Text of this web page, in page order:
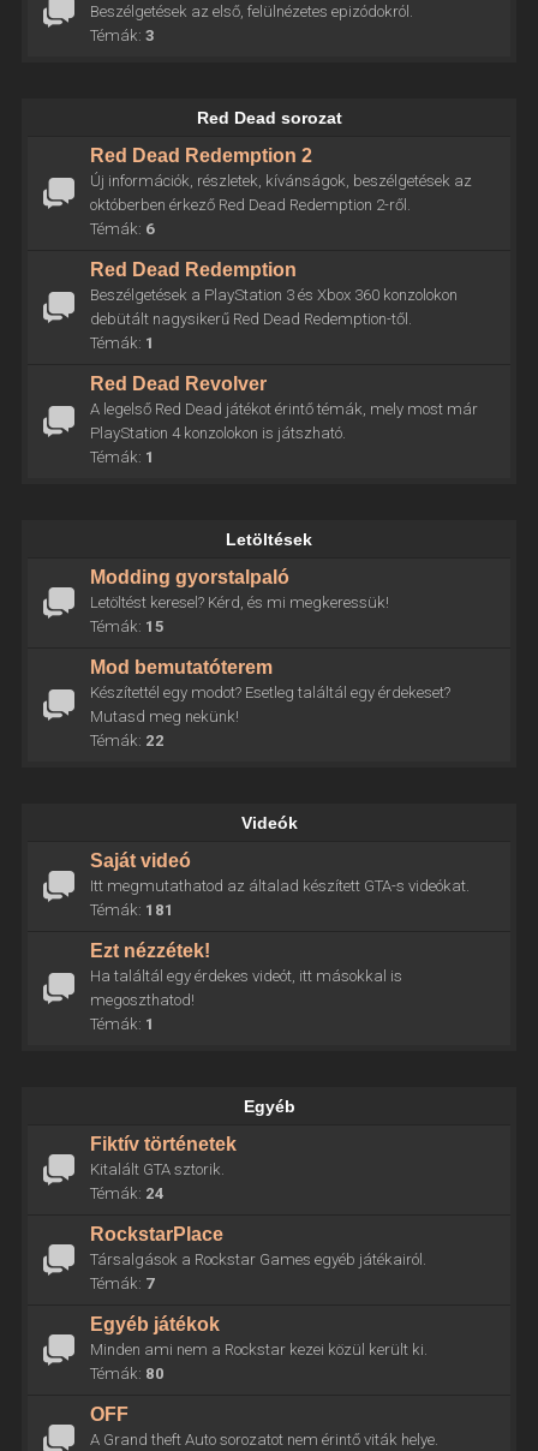
Beszélgetések az első, felülnézetes epizódokról.
Témák: 3
Red Dead sorozat
Red Dead Redemption 2
Új információk, részletek, kívánságok, beszélgetések az
októberben érkező Red Dead Redemption 2-ről.
Témák: 6
Red Dead Redemption
Beszélgetések a PlayStation 3 és Xbox 360 konzolokon
debütált nagysikerű Red Dead Redemption-től.
Témák: 1
Red Dead Revolver
A legelső Red Dead játékot érintő témák, mely most már
PlayStation 4 konzolokon is játszható.
Témák: 1
Letöltések
Modding gyorstalpaló
Letöltést keresel? Kérd, és mi megkeressük!
Témák: 15
Mod bemutatóterem
Készítettél egy modot? Esetleg találtál egy érdekeset?
Mutasd meg nekünk!
Témák: 22
Videók
Saját videó
Itt megmutathatod az általad készített GTA-s videókat.
Témák: 181
Ezt nézzétek!
Ha találtál egy érdekes videót, itt másokkal is
megoszthatod!
Témák: 1
Egyéb
Fiktív történetek
Kitalált GTA sztorik.
Témák: 24
RockstarPlace
Társalgások a Rockstar Games egyéb játékairól.
Témák: 7
Egyéb játékok
Minden ami nem a Rockstar kezei közül került ki.
Témák: 80
OFF
A Grand theft Auto sorozatot nem érintő viták helye.